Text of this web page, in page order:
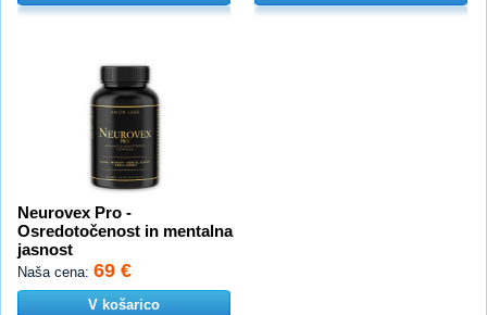
Neurovex Pro -
Osredotočenost in mentalna
jasnost
Naša cena: 69 €
V košarico